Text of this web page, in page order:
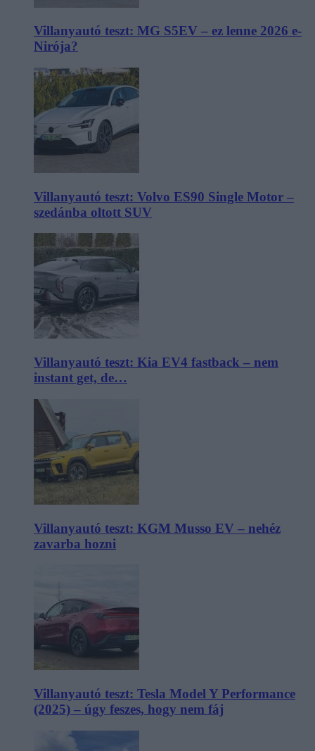
Villanyautó teszt: MG S5EV – ez lenne 2026 e-
Nirója?
Villanyautó teszt: Volvo ES90 Single Motor –
szedánba oltott SUV
Villanyautó teszt: Kia EV4 fastback – nem
instant get, de…
Villanyautó teszt: KGM Musso EV – nehéz
zavarba hozni
Villanyautó teszt: Tesla Model Y Performance
(2025) – úgy feszes, hogy nem fáj